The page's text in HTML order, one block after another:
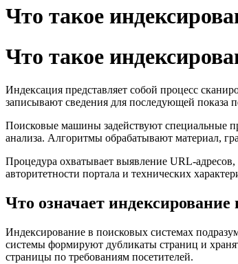
Что такое
Что такое
Индексация представляет собой процесс
записывают сведения для последующей показа
Поисковые машины задействуют специальные
анализа. Алгоритмы обрабатывают материал,
Процедура охватывает выявление URL-адресов,
авторитетности портала и технических
Что означает
Индексирование в поисковых системах
системы формируют дубликаты страниц и
страницы по требованиям посетителей.